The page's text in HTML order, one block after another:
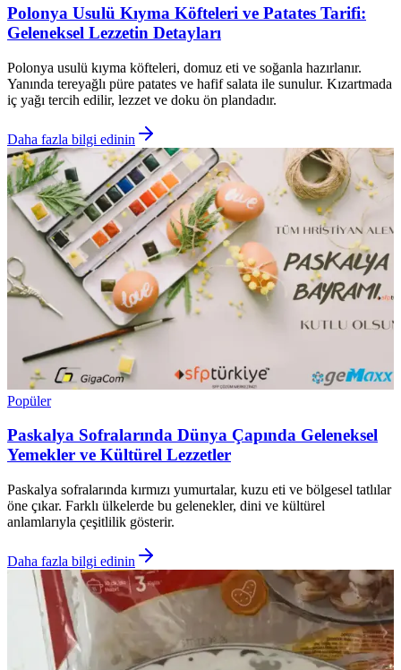
Polonya Usulü Kıyma Köfteleri ve Patates Tarifi:
Geleneksel Lezzetin Detayları
Polonya usulü kıyma köfteleri, domuz eti ve soğanla hazırlanır.
Yanında tereyağlı püre patates ve hafif salata ile sunulur. Kızartmada
iç yağı tercih edilir, lezzet ve doku ön plandadır.
Daha fazla bilgi edinin
Popüler
Paskalya Sofralarında Dünya Çapında Geleneksel
Yemekler ve Kültürel Lezzetler
Paskalya sofralarında kırmızı yumurtalar, kuzu eti ve bölgesel tatlılar
öne çıkar. Farklı ülkelerde bu gelenekler, dini ve kültürel
anlamlarıyla çeşitlilik gösterir.
Daha fazla bilgi edinin